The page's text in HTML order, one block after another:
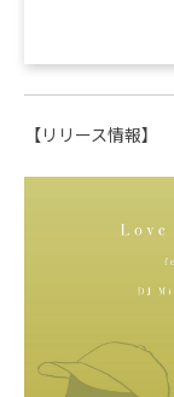
【リリース情報】